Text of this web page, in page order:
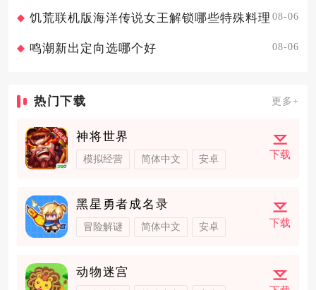
饥荒联机版海洋传说女王解锁哪些特殊料理 08-06
鸣潮新出定向选哪个好 08-06
热门下载 更多+
神将世界
模拟经营 简体中文 安卓 下载
黑星勇者成名录
冒险解谜 简体中文 安卓 下载
动物迷宫